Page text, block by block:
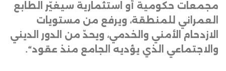
مجمعات حكومية أو استثمارية سيغيّر الطابع
العمراني للمنطقة، ويرفع من مستويات
الازدحام الأمني والخدمي، ويحدّ من الدور الديني
والاجتماعي الذي يؤديه الجامع منذ عقود“.